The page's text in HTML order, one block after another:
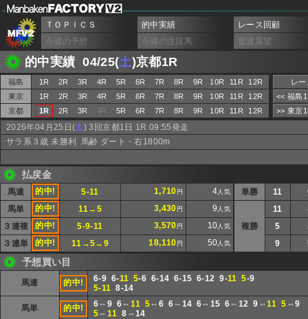
ＴＯＰＩＣＳ 的中実績
レース回顧
今週の予想
今週の注目馬 重賞展望
的中実績 04/25(土)京都1R
福島 1R 2R 3R 4R 5R 6R 7R 8R 9R 10R 11R
12R
東京
1R 2R 3R 4R 5R 6R 7R 8R 9R 10R 11R
12R
京都
1R 2R 3R 4R 5R 6R 7R 8R 9R 10R 11R 12R
レ
<< 福島
>> 東京
2026年04月25日(土) 3回京都1日 1R 09:55発走
サラ系３歳 未勝利 馬齢 ダート・右1800m
払戻金
馬連 的中! 5-11 1,710 円 4人気
馬単 的中! 11→5 3,430 円 9 人気
３連複 的中! 5-9-11 3,570 円 10人気
３連単 的中! 11→5→9 18,110 円 50人気
単勝 11
複勝
11
5
9
予想買い目
馬連 的中! 6-9 6-11 5-6 6-14 6-15 6-12 9-11 5-9
5-11 8-14
馬単 的中! 6⇔9 6⇔ 11 5⇔6 6⇔14 6⇔15 6⇔12 9⇔11 5 ⇔9
5⇔ 11 8⇔14